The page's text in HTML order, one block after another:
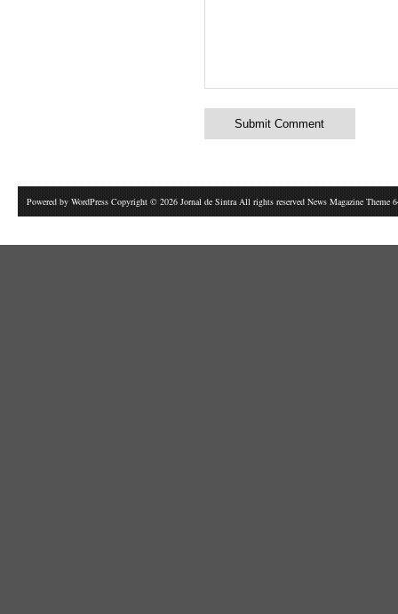
Powered by WordPress Copyright © 2026 Jornal de Sintra All rights reserved News Magazine Theme